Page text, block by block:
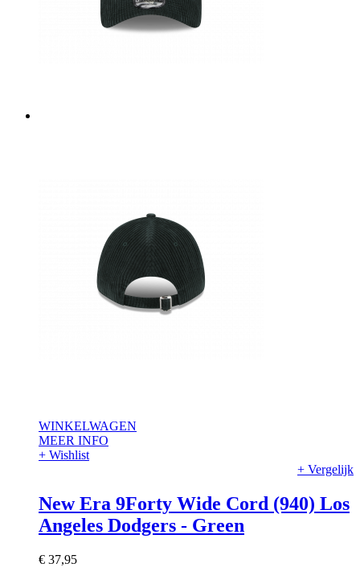
WINKELWAGEN
MEER INFO
+ Wishlist
+ Vergelijk
New Era 9Forty Wide Cord (940) Los
Angeles Dodgers - Green
€ 37,95